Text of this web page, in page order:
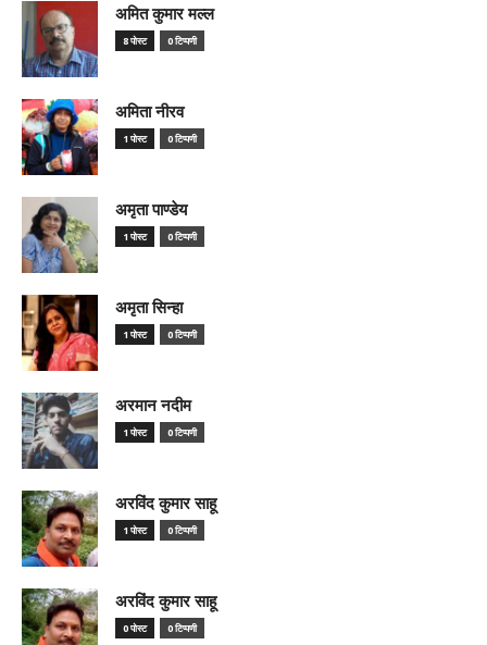
अमित कुमार मल्ल
8 पोस्ट 0 टिप्पणी
अमिता नीरव
1 पोस्ट 0 टिप्पणी
अमृता पाण्डेय
1 पोस्ट 0 टिप्पणी
अमृता सिन्हा
1 पोस्ट 0 टिप्पणी
अरमान नदीम
1 पोस्ट 0 टिप्पणी
अरविंद कुमार साहू
1 पोस्ट 0 टिप्पणी
अरविंद कुमार साहू
0 पोस्ट 0 टिप्पणी